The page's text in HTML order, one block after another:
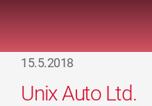
15.5.2018
Unix Auto Ltd.